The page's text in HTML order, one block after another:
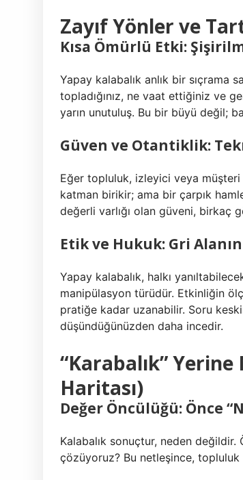
Zayıf Yönler ve
Kısa Ömürlü Etki:
Yapay kalabalık anlık bir sıçrama
topladığınız, ne vaat ettiğiniz ve
yarın unutuluş. Bu bir büyü değil;
Güven ve Otantiklik:
Eğer topluluk, izleyici veya müşteri
katman birikir; ama bir çarpık
değerli varlığı olan güveni, birkaç
Etik ve Hukuk: Gri
Yapay kalabalık, halkı
manipülasyon türüdür. Etkinliğin
pratiğe kadar uzanabilir. Soru
düşündüğünüzden daha incedir.
“Karabalık”
Haritası)
Değer Öncülüğü: Önce
Kalabalık sonuçtur, neden değildir.
çözüyoruz? Bu netleşince, topluluk